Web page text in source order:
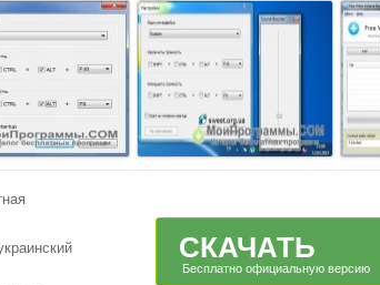
СКАЧАТЬ
Бесплатно официальную версию